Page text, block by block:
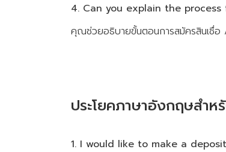
4. Can you explain the
คุณช่วยอธิบายขั้นตอนการสมัครสินเชื่อ
ประโยคภาษาอังกฤษสำห
1. I would like to make a